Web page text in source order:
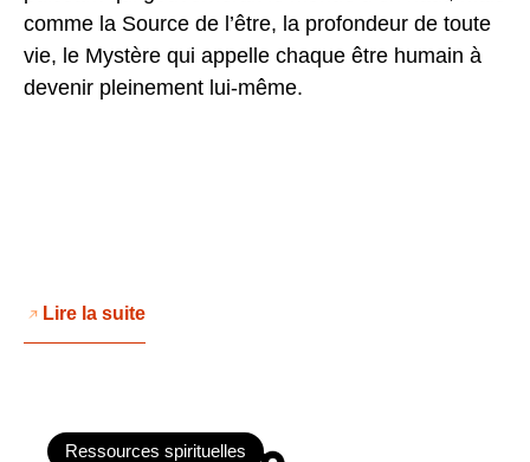
comme la Source de l’être, la profondeur de toute
vie, le Mystère qui appelle chaque être humain à
devenir pleinement lui-même.
Lire la suite
Ressources spirituelles